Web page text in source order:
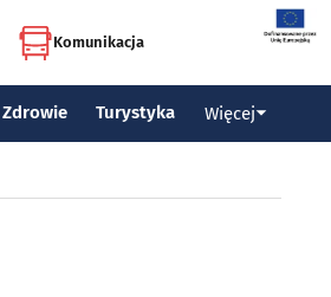
Komunikacja
Zdrowie Turystyka Więcej